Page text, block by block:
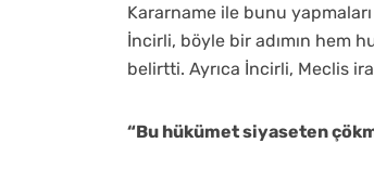
Kararname ile bunu
İncirli, böyle bir adımın hem
belirtti. Ayrıca İncirli, Meclis
“Bu hükümet siyaseten